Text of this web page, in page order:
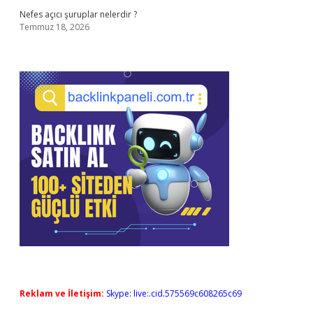
Nefes açıcı şuruplar nelerdir ?
Temmuz 18, 2026
Reklam ve İletişim: Skype: live:.cid.575569c608265c69